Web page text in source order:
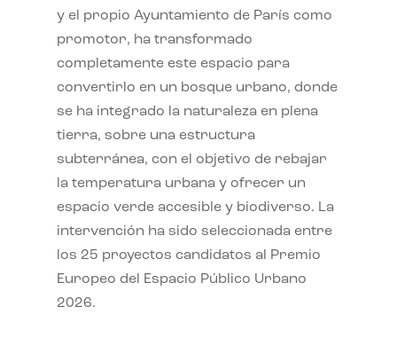
y el propio Ayuntamiento de París como
promotor, ha transformado
completamente este espacio para
convertirlo en un bosque urbano, donde
se ha integrado la naturaleza en plena
tierra, sobre una estructura
subterránea, con el objetivo de rebajar
la temperatura urbana y ofrecer un
espacio verde accesible y biodiverso. La
intervención ha sido seleccionada entre
los 25 proyectos candidatos al Premio
Europeo del Espacio Público Urbano
2026.